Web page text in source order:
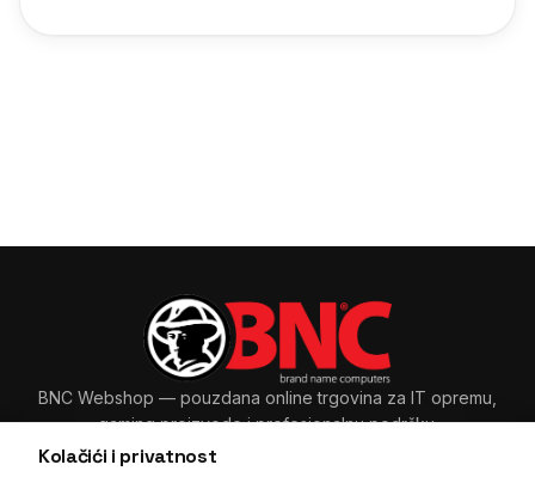
Kolačići i privatnost
BNC Webshop — pouzdana online trgovina za IT opremu,
gaming proizvode i profesionalnu podršku.